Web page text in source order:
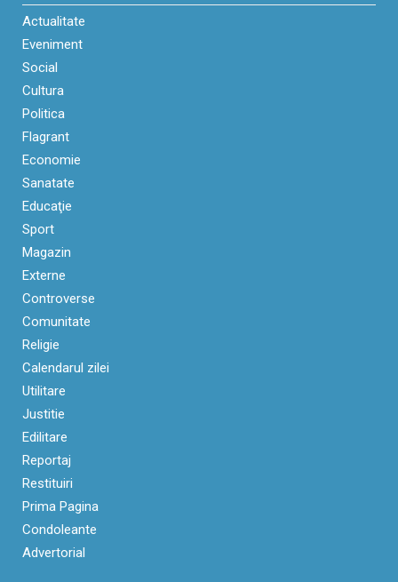
Actualitate
Eveniment
Social
Cultura
Politica
Flagrant
Economie
Sanatate
Educaţie
Sport
Magazin
Externe
Controverse
Comunitate
Religie
Calendarul zilei
Utilitare
Justitie
Edilitare
Reportaj
Restituiri
Prima Pagina
Condoleante
Advertorial